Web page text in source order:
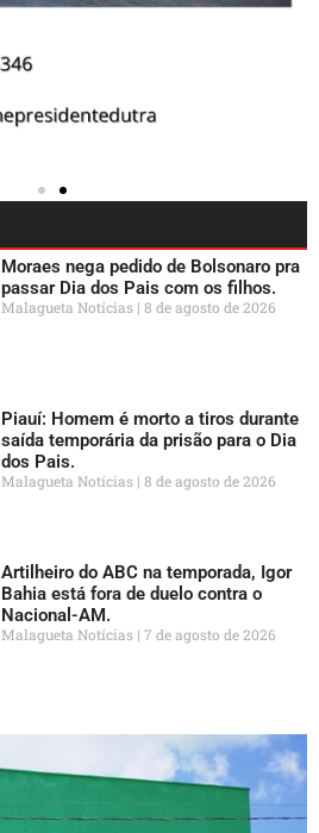
Moraes nega pedido de Bolsonaro pra
passar Dia dos Pais com os filhos.
Malagueta Notícias 8 de agosto de 2026
Piauí: Homem é morto a tiros durante
saída temporária da prisão para o Dia
dos Pais.
Malagueta Notícias 8 de agosto de 2026
Artilheiro do ABC na temporada, Igor
Bahia está fora de duelo contra o
Nacional-AM.
Malagueta Notícias 7 de agosto de 2026